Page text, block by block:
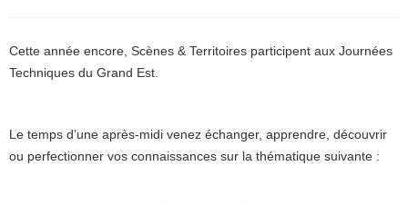
Cette année encore, Scènes & Territoires participent aux Journées
Techniques du Grand Est.
Le temps d’une après-midi venez échanger, apprendre, découvrir
ou perfectionner vos connaissances sur la thématique suivante :